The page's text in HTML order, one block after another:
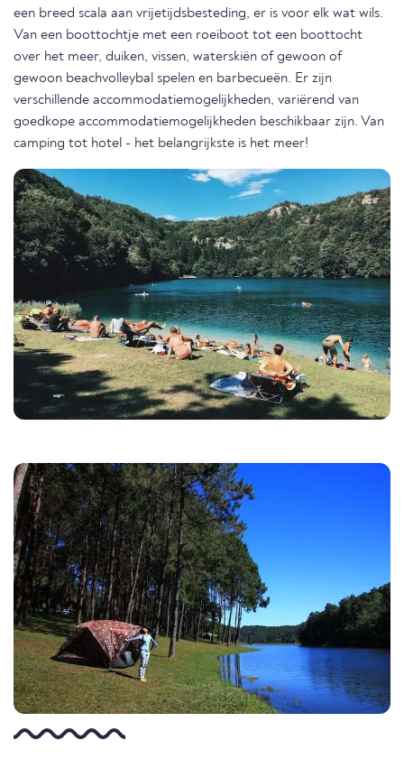
een breed scala aan vrijetijdsbesteding, er is voor elk wat wils.
Van een boottochtje met een roeiboot tot een boottocht
over het meer, duiken, vissen, waterskiën of gewoon of
gewoon beachvolleybal spelen en barbecueën. Er zijn
verschillende accommodatiemogelijkheden, variërend van
goedkope accommodatiemogelijkheden beschikbaar zijn. Van
camping tot hotel - het belangrijkste is het meer!